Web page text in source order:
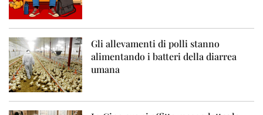
Gli allevamenti di polli stanno
alimentando i batteri della diarrea
umana